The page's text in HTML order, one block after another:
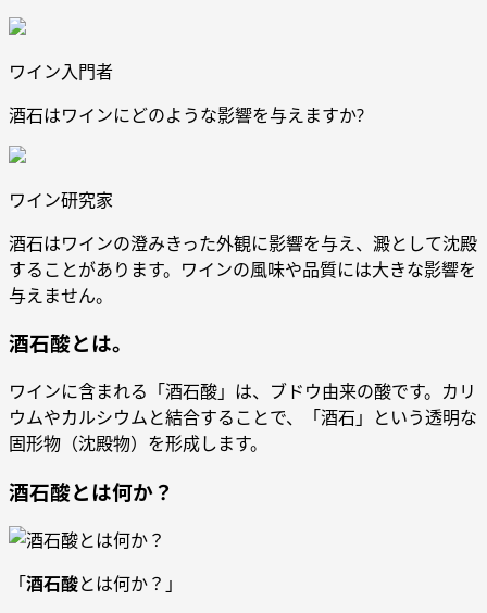
ワイン入門者
酒石はワインにどのような影響を与えますか?
ワイン研究家
酒石はワインの澄みきった外観に影響を与え、澱として沈殿
することがあります。ワインの風味や品質には大きな影響を
与えません。
酒石酸とは。
ワインに含まれる「酒石酸」は、ブドウ由来の酸です。カリ
ウムやカルシウムと結合することで、「酒石」という透明な
固形物（沈殿物）を形成します。
酒石酸とは何か？
「酒石酸とは何か？」